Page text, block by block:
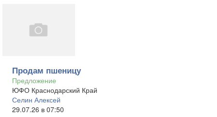
Продам пшеницу
Предложение
ЮФО Краснодарский Край
Селин Алексей
29.07.26 в 07:50